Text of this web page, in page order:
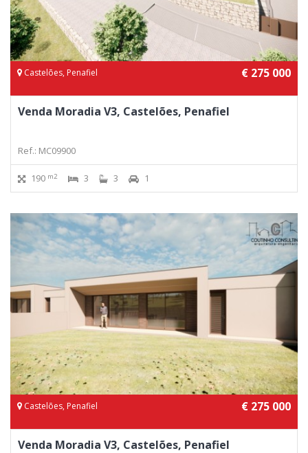
Castelões, Penafiel € 275 000
Venda Moradia V3, Castelões, Penafiel
Ref.: MC09900
190 m2 3 3 1
Castelões, Penafiel € 275 000
Venda Moradia V3, Castelões, Penafiel